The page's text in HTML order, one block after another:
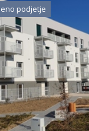
podjetje